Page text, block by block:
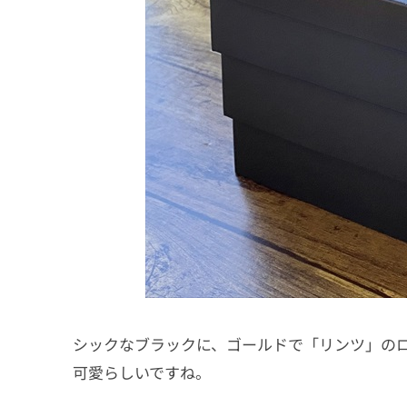
シックなブラックに、ゴールドで「リンツ」
可愛らしいですね。